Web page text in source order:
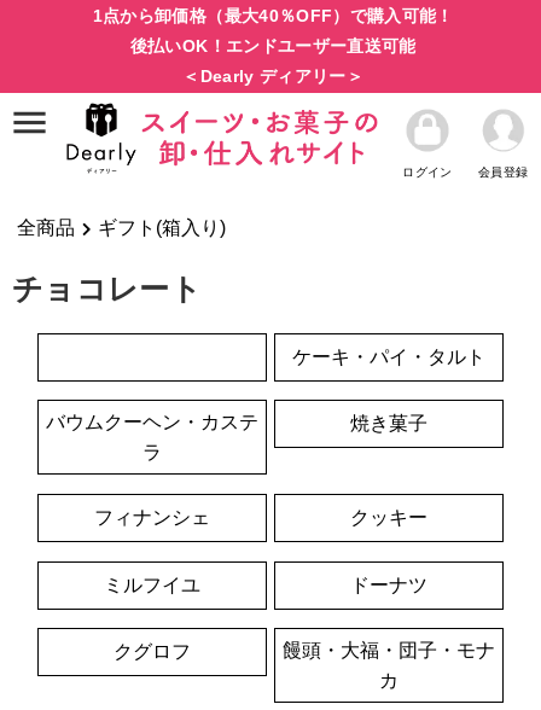
1点から卸価格（最大40％OFF）で購入可能！
後払いOK！エンドユーザー直送可能
＜Dearly ディアリー＞
ログイン 会員登録
全商品 ギフト(箱入り)
チョコレート
ケーキ・パイ・タルト
バウムクーヘン・カステ
ラ
焼き菓子
フィナンシェ クッキー
ミルフイユ ドーナツ
クグロフ
饅頭・大福・団子・モナ
カ